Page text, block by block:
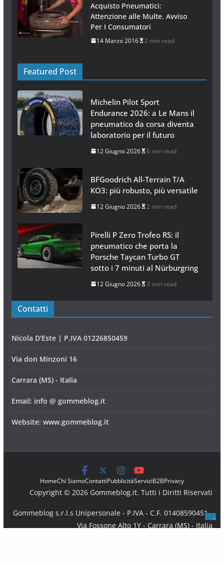
Acquisto Pneumatici:
Attenzione alle Multe. Avviso
Per I Consumatori
14 Marzo 2016 2 min read
Featured Post
Michelin Pilot Sport
Endurance 2026: a Le Mans il
pneumatico da corsa diventa
laboratorio per il futuro
12 Giugno 2026 6 min read
BFGoodrich All-Terrain T/A
KO3: più robusto, più versatile
12 Giugno 2026 2 min read
Pirelli P Zero Trofeo RS: il
pneumatico che porta la
Porsche Taycan Turbo GT
sotto i 7 minuti al Nürburgring
12 Giugno 2026 3 min read
Contatti
Nicola D'Este | P.IVA 01226850459
Via don Minzoni 16
Carrara (MS) - Italia
Email: info @ gommeblog.it
Website: www.gommeblog.it
HomeChi SiamoContattiPubblicitàServiziB2BPrivacy
Copyright © 2026 Gommeblog.it. Tutti i Diritti Riservati
Gommeblog s.r.l.s Unipersonale - P.IVA - C.F. 01408590451 -
Via Fossone Alto 1Y - Carrara (MS) - Italia